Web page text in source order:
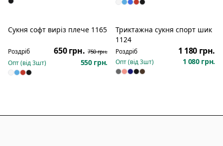
Сукня софт виріз плече 1165
Роздріб 650 грн. 750 грн.
Опт (від3шт) 550 грн.
Триктажна сукня спорт шик
1124
Роздріб 1 180 грн.
Опт (від3шт) 1 080 грн.